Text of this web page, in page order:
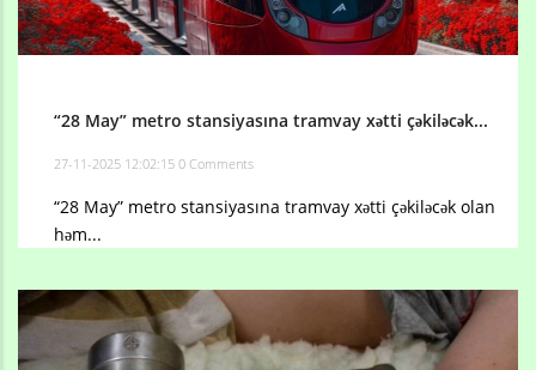
“28 May” metro stansiyasına tramvay xətti çəkiləcək...
27-11-2025 12:02:15 0 Comments
“28 May” metro stansiyasına tramvay xətti çəkiləcək olan
həm...